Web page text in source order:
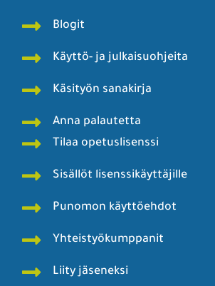
Blogit
Käyttö- ja julkaisuohjeita
Käsityön sanakirja
Anna palautetta
Tilaa opetuslisenssi
Sisällöt lisenssikäyttäjille
Punomon käyttöehdot
Yhteistyökumppanit
Liity jäseneksi